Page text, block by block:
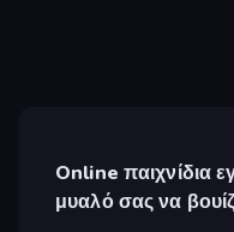
Online παιχνίδια
μυαλό σας να